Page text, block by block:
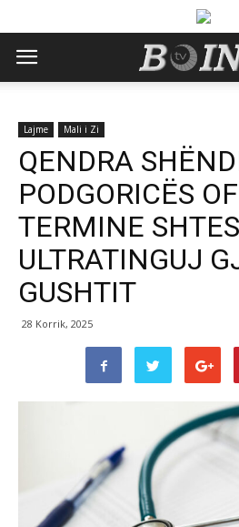
Lajme Mali i Zi
QENDRA
PODGORICËS
TERMINE
ULTRATINGUJ
GUSHTIT
28 Korrik, 2025